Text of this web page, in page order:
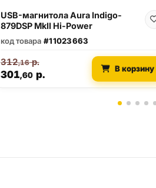
USB-магнитола Aura Indigo-
879DSP MkII Hi-Power
код товара #11023663
301,60 р.
312,16р.
В корзину